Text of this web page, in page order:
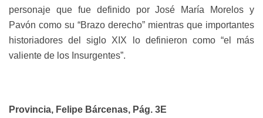
personaje que fue definido por José María Morelos y
Pavón como su “Brazo derecho” mientras que importantes
historiadores del siglo XIX lo definieron como “el más
valiente de los Insurgentes”.
Provincia, Felipe Bárcenas, Pág. 3E